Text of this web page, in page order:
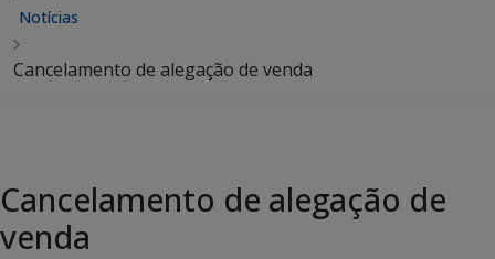
Notícias
Cancelamento de alegação de venda
Cancelamento de alegação de
venda